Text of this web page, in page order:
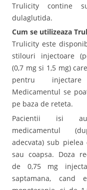
Trulicity contine
dulaglutida.
Cum se utilizeaza
Trulicity este
stilouri injectoare
(0,7 mg si 1,5 mg)
pentru injectare
Medicamentul se
pe baza de reteta.
Pacientii isi
medicamentul
adecvata) sub
sau coapsa. Doza
de 0,75 mg
saptamana, cand